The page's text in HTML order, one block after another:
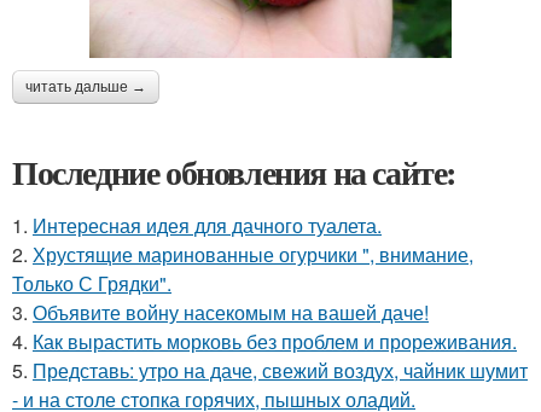
читать дальше →
Последние обновления на сайте:
1. Интересная идея для дачного туалета.
2. Хрустящие маринованные огурчики ", внимание,
Только С Грядки".
3. Объявите войну насекомым на вашей даче!
4. Как вырастить морковь без проблем и прореживания.
5. Представь: утро на даче, свежий воздух, чайник шумит
- и на столе стопка горячих, пышных оладий.